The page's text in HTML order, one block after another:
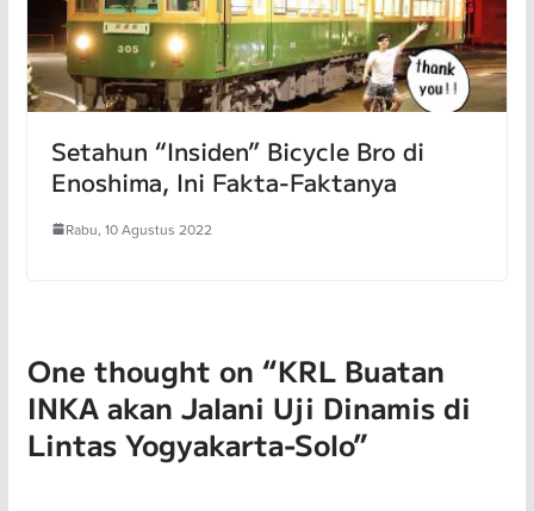
Setahun “Insiden” Bicycle Bro di
Enoshima, Ini Fakta-Faktanya
Rabu, 10 Agustus 2022
One thought on “KRL Buatan
INKA akan Jalani Uji Dinamis di
Lintas Yogyakarta-Solo”